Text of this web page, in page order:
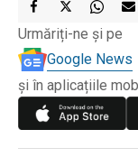
Urmăriți-ne și pe
Google News
și în aplicațiile